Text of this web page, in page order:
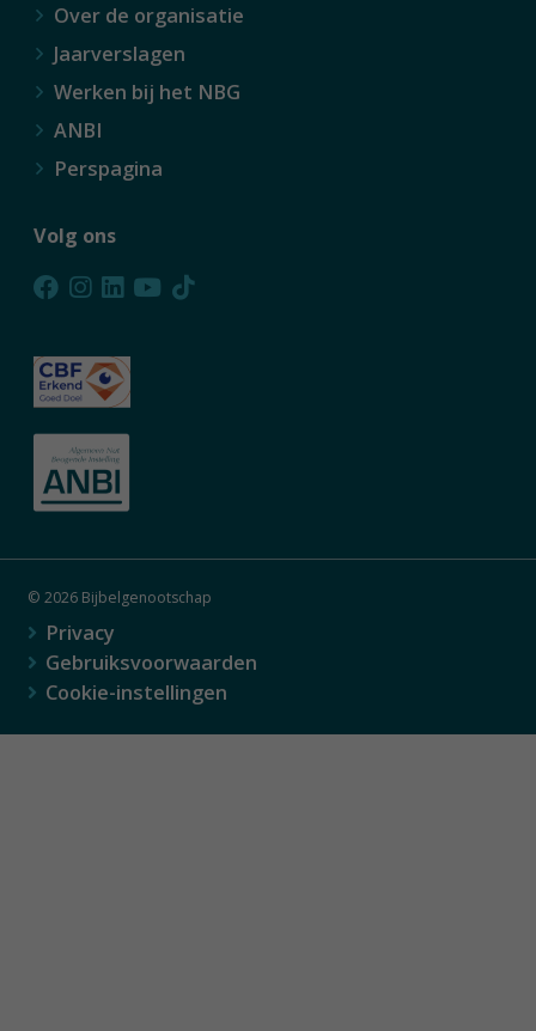
Over de organisatie
Jaarverslagen
Werken bij het NBG
ANBI
Perspagina
Volg ons
© 2026 Bijbelgenootschap
Privacy
Gebruiksvoorwaarden
Cookie-instellingen